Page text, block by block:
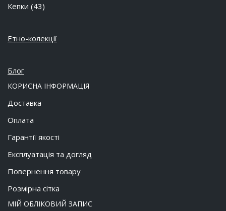
Кепки (43)
Етно-колекції
Блог
КОРИСНА ІНФОРМАЦІЯ
Доставка
Оплата
Гарантії якості
Експлуатація та догляд
Повернення товару
Розмірна сітка
МІЙ ОБЛІКОВИЙ ЗАПИС